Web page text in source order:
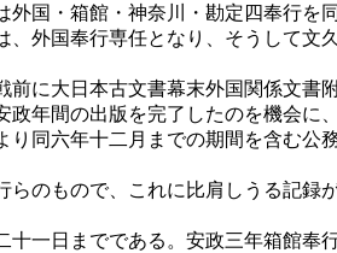
国・箱館・神奈川・勘定四奉行を
外国奉行専任となり、そうして文
に大日本古文書幕末外国関係文書
年間の出版を完了したのを機会に
同六年十二月までの期間を含む公
のもので、これに比肩しうる記録
一日までである。安政三年箱館奉